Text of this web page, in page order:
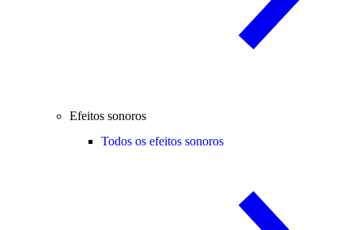
Efeitos sonoros
Todos os efeitos sonoros